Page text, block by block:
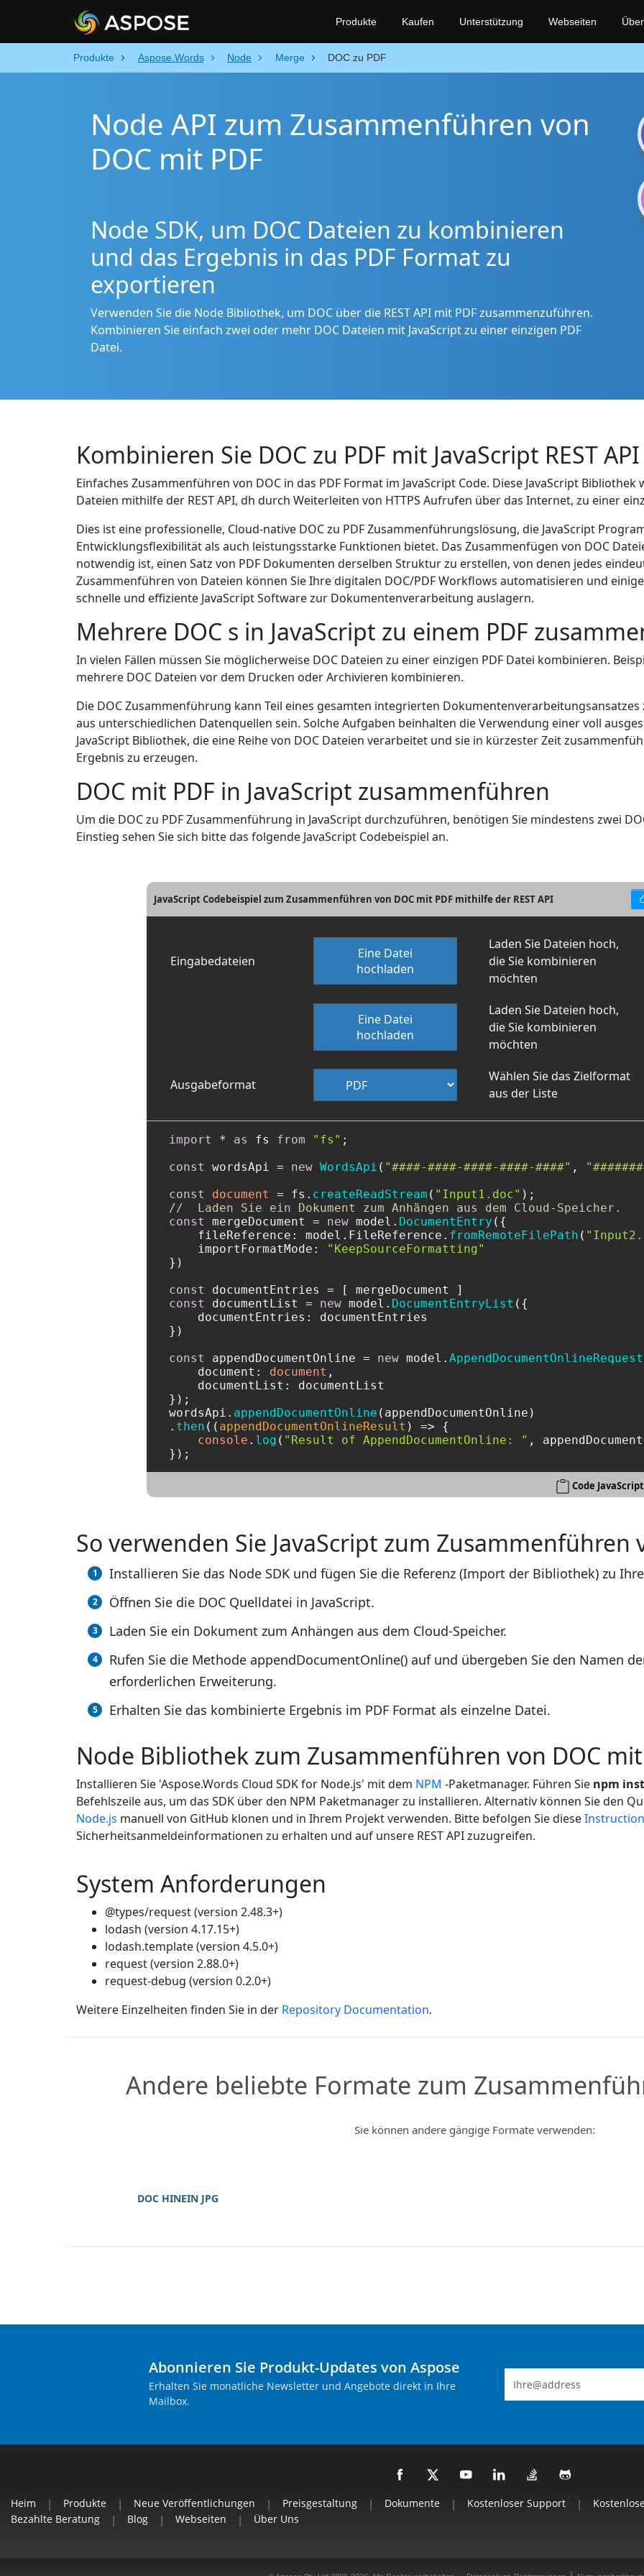
Produkte Aspose.Words Node Merge DOC zu PDF
Node API zum Zusammenführen von
DOC mit PDF
Node SDK, um DOC Dateien zu kombinieren
und das Ergebnis in das PDF Format zu
exportieren
Verwenden Sie die Node Bibliothek, um DOC über die REST API mit PDF zusammenzuführen.
Kombinieren Sie einfach zwei oder mehr DOC Dateien mit JavaScript zu einer einzigen PDF
Datei.
Kombinieren Sie DOC zu PDF mit JavaScript REST API
Einfaches Zusammenführen von DOC in das PDF Format im JavaScript Code. Diese JavaScript
Dateien mithilfe der REST API, dh durch Weiterleiten von HTTPS Aufrufen über das Internet, zu einer
Dies ist eine professionelle, Cloud-native DOC zu PDF Zusammenführungslösung, die JavaScript
Entwicklungsflexibilität als auch leistungsstarke Funktionen bietet. Das Zusammenfügen von DOC
notwendig ist, einen Satz von PDF Dokumenten derselben Struktur zu erstellen, von denen jedes
Zusammenführen von Dateien können Sie Ihre digitalen DOC/PDF Workflows automatisieren und
schnelle und effiziente JavaScript Software zur Dokumentenverarbeitung auslagern.
Mehrere DOC s in JavaScript zu einem PDF
In vielen Fällen müssen Sie möglicherweise DOC Dateien zu einer einzigen PDF Datei kombinieren.
mehrere DOC Dateien vor dem Drucken oder Archivieren kombinieren.
Die DOC Zusammenführung kann Teil eines gesamten integrierten
aus unterschiedlichen Datenquellen sein. Solche Aufgaben beinhalten die Verwendung einer voll
JavaScript Bibliothek, die eine Reihe von DOC Dateien verarbeitet und sie in kürzester Zeit
Ergebnis zu erzeugen.
DOC mit PDF in JavaScript zusammenführen
Um die DOC zu PDF Zusammenführung in JavaScript durchzuführen, benötigen Sie mindestens zwei
Einstieg sehen Sie sich bitte das folgende JavaScript Codebeispiel an.
JavaScript Codebeispiel zum Zusammenführen von DOC mit PDF mithilfe der REST API
Eingabedateien
Eine Datei
hochladen
Laden Sie Dateien hoch,
die Sie kombinieren
möchten
Eine Datei
hochladen
Laden Sie Dateien hoch,
die Sie kombinieren
möchten
Ausgabeformat
Wählen Sie das Zielformat
aus der Liste
import * as fs from "fs" ;
const
wordsApi = new WordsApi ( "####-####-####-####-####" ,
const
document = fs. createReadStream ( "Input1.doc"
//  Laden Sie ein Dokument zum Anhängen aus dem Cloud-Speicher.
const
mergeDocument = new model. DocumentEntry ({
fileReference : model. FileReference . fromRemoteFilePath (
importFormatMode :
"KeepSourceFormatting"
})
const
const
documentList = new model. DocumentEntryList ({
documentEntries : documentEntries
})
const
appendDocumentOnline = new model. AppendDocumentOnlineRequest
document : document ,
documentList : documentList
});
wordsApi. appendDocumentOnline (appendDocumentOnline)
. then ( ( appendDocumentOnlineResult ) => {
console . log ( "Result of AppendDocumentOnline: " ,
Code
So verwenden Sie JavaScript zum Zusammenführen
Installieren Sie das Node SDK und fügen Sie die Referenz (Import der Bibliothek) zu
Öffnen Sie die DOC Quelldatei in JavaScript.
Laden Sie ein Dokument zum Anhängen aus dem Cloud-Speicher.
Rufen Sie die Methode appendDocumentOnline() auf und übergeben Sie den Namen
erforderlichen Erweiterung.
Erhalten Sie das kombinierte Ergebnis im PDF Format als einzelne Datei.
Node Bibliothek zum Zusammenführen von DOC mit
Installieren Sie 'Aspose.Words Cloud SDK for Node.js' mit dem NPM -Paketmanager. Führen Sie npm
Befehlszeile aus, um das SDK über den NPM Paketmanager zu installieren. Alternativ können Sie den
Node.js manuell von GitHub klonen und in Ihrem Projekt verwenden. Bitte befolgen Sie diese
Sicherheitsanmeldeinformationen zu erhalten und auf unsere REST API zuzugreifen.
System Anforderungen
@types/request (version 2.48.3+)
lodash (version 4.17.15+)
lodash.template (version 4.5.0+)
request (version 2.88.0+)
request-debug (version 0.2.0+)
Weitere Einzelheiten finden Sie in der Repository Documentation.
Andere beliebte Formate zum
Sie können andere gängige Formate verwenden:
DOC HINEIN JPG
Produkte Kaufen Unterstützung Webseiten
Abonnieren Sie Produkt-Updates von Aspose
Erhalten Sie monatliche Newsletter und Angebote direkt in Ihre
Mailbox.
Heim | Produkte | Neue Veröffentlichungen | Preisgestaltung | Dokumente | Kostenloser Support |
Bezahlte Beratung | Blog | Webseiten | Über Uns